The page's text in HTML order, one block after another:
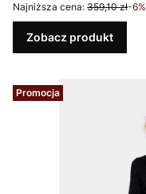
Najniższa cena: 359,10 zł-6%
Zobacz produkt
Promocja